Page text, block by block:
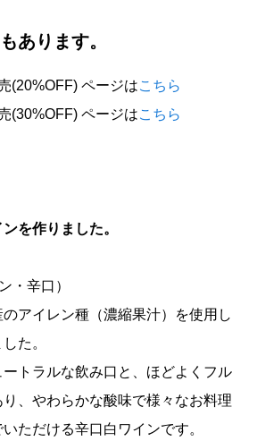
あります。
(20%OFF) ページはこちら
(30%OFF) ページはこちら
を作りました。
・辛口）
アイレン種（濃縮果汁）を使用し
た。
トラルな飲み口と、ほどよくフル
、やわらかな酸味で様々なお料理
ただける辛口白ワインです。